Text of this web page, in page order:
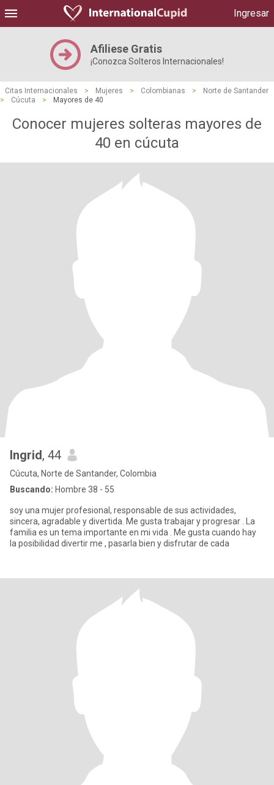
Ingresar
Afiliese Gratis
¡Conozca Solteros Internacionales!
Citas Internacionales > Mujeres > Colombianas >
Norte de Santander
>
Cúcuta > Mayores de 40
Conocer mujeres solteras mayores de
40 en cúcuta
Ingrid, 44
Cúcuta, Norte de Santander, Colombia
Buscando: Hombre 38 - 55
soy una mujer profesional, responsable de sus actividades,
sincera, agradable y divertida. Me gusta trabajar y progresar . La
familia es un tema importante en mi vida . Me gusta cuando hay
la posibilidad divertir me , pasarla bien y disfrutar de cada